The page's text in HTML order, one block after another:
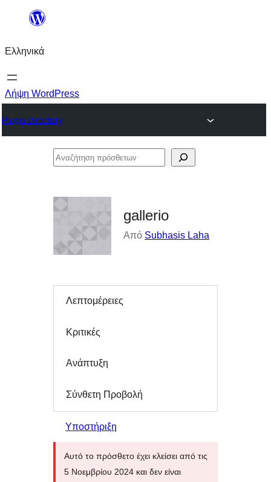
Μετάβαση
περιεχόμενο
Ελληνικά
Λήψη WordPress
Plugin Directory
Αναζήτηση
gallerio
Από Subhasis Laha
Λεπτομέρειες
Κριτικές
Ανάπτυξη
Σύνθετη Προβολή
Υποστήριξη
Αυτό το πρόσθετο έχει κλείσει από τις
5 Νοεμβρίου 2024 και δεν είναι